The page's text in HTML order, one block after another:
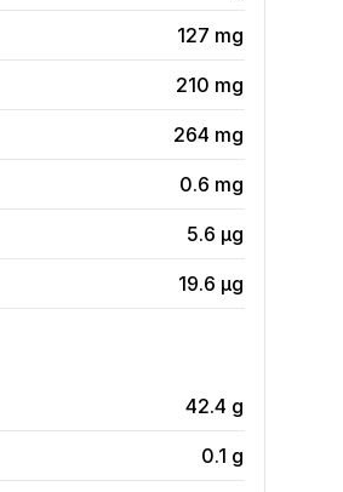
127 mg
210 mg
264 mg
0.6 mg
5.6 µg
19.6 µg
42.4 g
0.1 g